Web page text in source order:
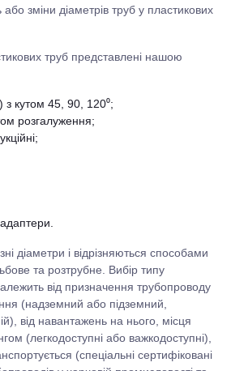
зміни діаметрів труб у пластикових
труб представлені нашою
з кутом 45, 90, 120⁰;
розгалуження;
діаметри і відрізняються способами
та розтрубне. Вибір типу
від призначення трубопроводу
(надземний або підземний,
від навантажень на нього, місця
(легкодоступні або важкодоступні),
(спеціальні сертифіковані